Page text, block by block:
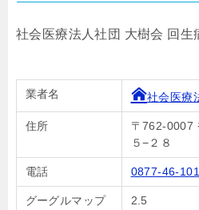
社会医療法人社団 大樹会 回生
業者名 社会医療
住所
〒762-0007
５−２８
電話 0877-46-
グーグルマップ
2.5